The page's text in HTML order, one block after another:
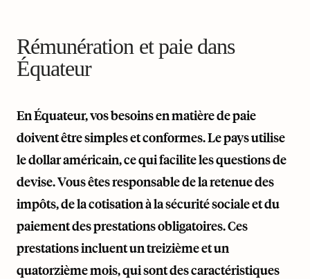
Rémunération et paie dans
Équateur
En Équateur, vos besoins en matière de paie
doivent être simples et conformes. Le pays utilise
le dollar américain, ce qui facilite les questions de
devise. Vous êtes responsable de la retenue des
impôts, de la cotisation à la sécurité sociale et du
paiement des prestations obligatoires. Ces
prestations incluent un treizième et un
quatorzième mois, qui sont des caractéristiques